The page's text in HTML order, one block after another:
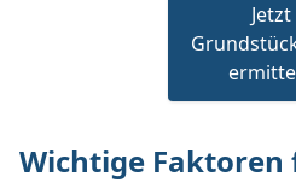
Jetzt
Wichtige Faktoren